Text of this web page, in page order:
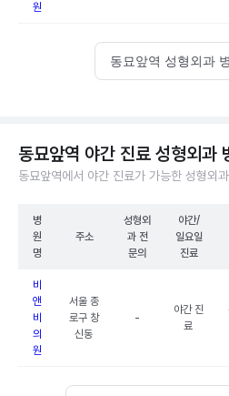
원
동묘앞역 성형외과
동묘앞역 야간 진료 성형외과
동묘앞역에서 야간 진료가 가능한 성형외
병
원
명
주소
성형외
과 전
문의
야간/
일요일
진료
비
앤
비
의
원
서울 종
로구 창
신동
-
야간 진
료